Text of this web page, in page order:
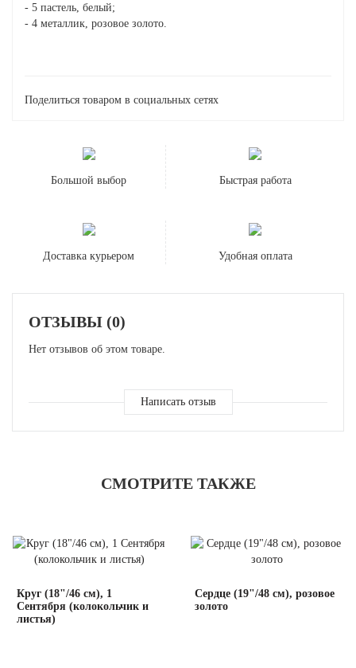
- 5 пастель, белый;
- 4 металлик, розовое золото.
Поделиться товаром в социальных сетях
Большой выбор Быстрая работа
Доставка курьером Удобная оплата
ОТЗЫВЫ (0)
Нет отзывов об этом товаре.
Написать отзыв
СМОТРИТЕ ТАКЖЕ
Круг (18"/46 см), 1
Сентября (колокольчик и
листья)
Сердце (19"/48 см), розовое
золото